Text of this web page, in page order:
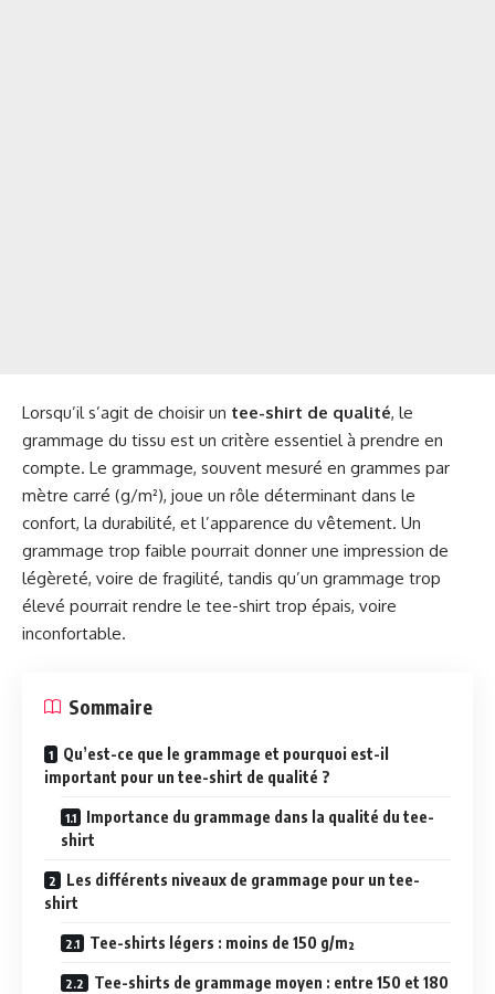
Lorsqu’il s’agit de choisir un tee-shirt de qualité, le
grammage du tissu est un critère essentiel à prendre en
compte. Le grammage, souvent mesuré en grammes par
mètre carré (g/m²), joue un rôle déterminant dans le
confort, la durabilité, et l’apparence du vêtement. Un
grammage trop faible pourrait donner une impression de
légèreté, voire de fragilité, tandis qu’un grammage trop
élevé pourrait rendre le tee-shirt trop épais, voire
inconfortable.
Sommaire
Qu’est-ce que le grammage et pourquoi est-il
important pour un tee-shirt de qualité ?
Importance du grammage dans la qualité du tee-
shirt
Les différents niveaux de grammage pour un tee-
shirt
Tee-shirts légers : moins de 150 g/m²
Tee-shirts de grammage moyen : entre 150 et 180